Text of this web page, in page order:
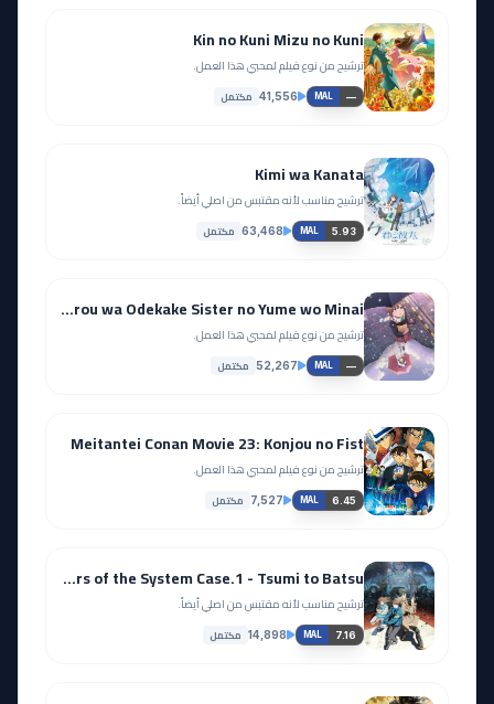
Kin no Kuni Mizu no Kuni
ترشيح من نوع فيلم لمحبي هذا العمل.
MAL —
41,556 مكتمل
Kimi wa Kanata
ترشيح مناسب لأنه مقتبس من اصلي أيضاً.
MAL 5.93
63,468 مكتمل
Seishun Buta Yarou wa Odekake Sister no Yume wo Minai
ترشيح من نوع فيلم لمحبي هذا العمل.
MAL —
52,267 مكتمل
Meitantei Conan Movie 23: Konjou no Fist
ترشيح من نوع فيلم لمحبي هذا العمل.
MAL 6.45
7,527 مكتمل
Psycho-Pass: Sinners of the System Case.1 - Tsumi to Batsu
ترشيح مناسب لأنه مقتبس من اصلي أيضاً.
MAL 7.16
14,898 مكتمل